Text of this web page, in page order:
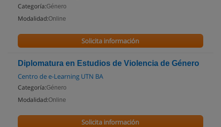
Categoría:Género
Modalidad:Online
Solicita información
Diplomatura en Estudios de Violencia de Género
Centro de e-Learning UTN BA
Categoría:Género
Modalidad:Online
Solicita información